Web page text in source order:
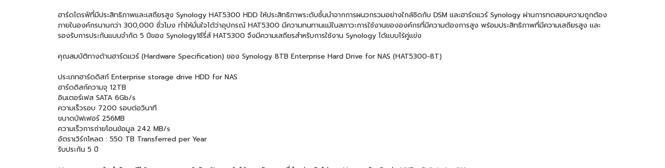
ฮาร์ดไดรฟ์ที่มีประสิทธิภาพและเสถียรสูง Synology HAT5300 HDD ให้ประสิทธิภาพระดับชั้นนำจากการผนวกรวมอย่างใกล้ชิดกับ DSM และฮาร์ดแวร์ Synology ผ่านการทดสอบความถูกต้อง
ภายในองค์กรนานกว่า 300,000 ชั่วโมง ทำให้มั่นใจได้ว่าอุปกรณ์ HAT5300 มีความทนทานแม้ในสภาวะการใช้งานขององค์กรที่มีความต้องการสูง พร้อมประสิทธิภาพที่มีความเสถียรสูง และ
รองรับการประกันแบบจำกัด 5 ปีของ Synology1ซีรี่ส์ HAT5300 จึงมีความเสถียรสำหรับการใช้งาน Synology ได้แบบไร้คู่แข่ง
คุณสมบัติทางด้านฮาร์ดแวร์ (Hardware Specification) ของ Synology 8TB Enterprise Hard Drive for NAS (HAT5300-8T)
ประเภทฮาร์ดดิสก์ Enterprise storage drive HDD for NAS
ฮาร์ดดิสก์ความจุ 12TB
อินเตอร์เฟส SATA 6Gb/s
ความเร็วรอบ 7200 รอบต่อวินาที
ขนาดบัฟเฟอร์ 256MB
ความเร็วการถ่ายโอนข้อมูล 242 MB/s
อัตราเวิร์กโหลด : 550 TB Transferred per Year
รับประกัน 5 ปี